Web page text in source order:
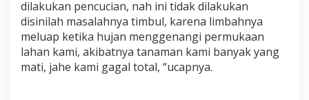
a
m
a
n
M
a
dilakukan pencucian, nah ini tidak dilakukan
disinilah masalahnya timbul, karena limbahnya
meluap ketika hujan menggenangi permukaan
lahan kami, akibatnya tanaman kami banyak yang
mati, jahe kami gagal total, “ucapnya.